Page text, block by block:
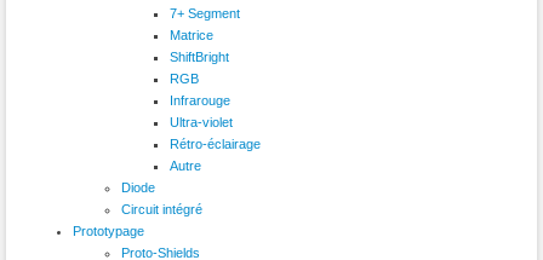
7+ Segment
Matrice
ShiftBright
RGB
Infrarouge
Ultra-violet
Rétro-éclairage
Autre
Diode
Circuit intégré
Prototypage
Proto-Shields